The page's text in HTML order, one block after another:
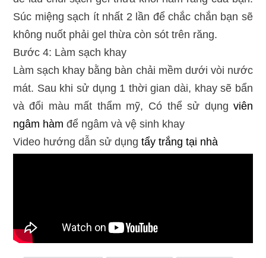
Súc miệng sạch ít nhất 2 lần để chắc chắn bạn sẽ
không nuốt phải gel thừa còn sót trên răng.
Bước 4: Làm sạch khay
Làm sạch khay bằng bàn chải mềm dưới vòi nước
mát. Sau khi sử dụng 1 thời gian dài, khay sẽ bẩn
và đổi màu mất thẩm mỹ, Có thể sử dụngviên
ngâm hàm để ngâm và vệ sinh khay
Video hướng dẫn sử dụng tẩy trắng tại nhà